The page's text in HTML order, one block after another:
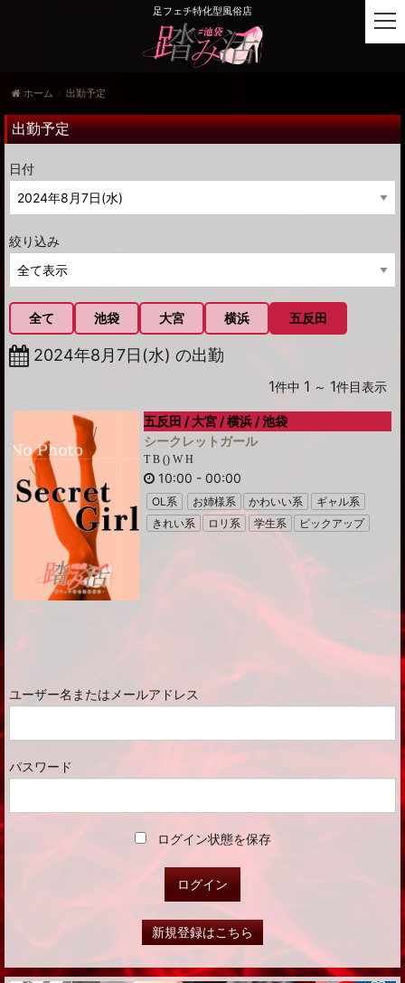
足フェチ特化型風俗店
ホーム 出勤予定
出勤予定
日付
絞り込み
全て 池袋 大宮 横浜 五反田
2024年8月7日(水) の出勤
1件中 1 ～ 1件目表示
五反田 / 大宮 / 横浜 / 池袋
シークレットガール
T B () W H
10:00 -00:00
OL系 お姉様系 かわいい系
ギャル系
きれい系
ロリ系 学生系 ピックアップ
ユーザー名またはメールアドレス
パスワード
ログイン状態を保存
新規登録はこちら
t
o
e
i
g
i
o